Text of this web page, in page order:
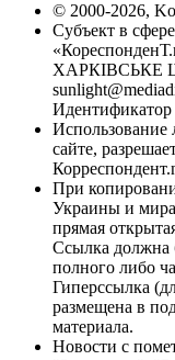
© 2000-2026,
Субъект в
ХАРКІВСЬКЕ
сайте,
При
Украины и
прямая
Ссылка должна
полного либо
Гиперссылка
размещена в
материала.
Новости с